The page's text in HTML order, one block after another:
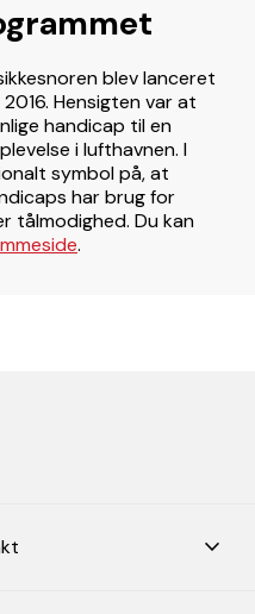
blev lanceret
Hensigten var at
handicap til en
i lufthavnen. I
symbol på, at
har brug for
tålmodighed. Du kan
.